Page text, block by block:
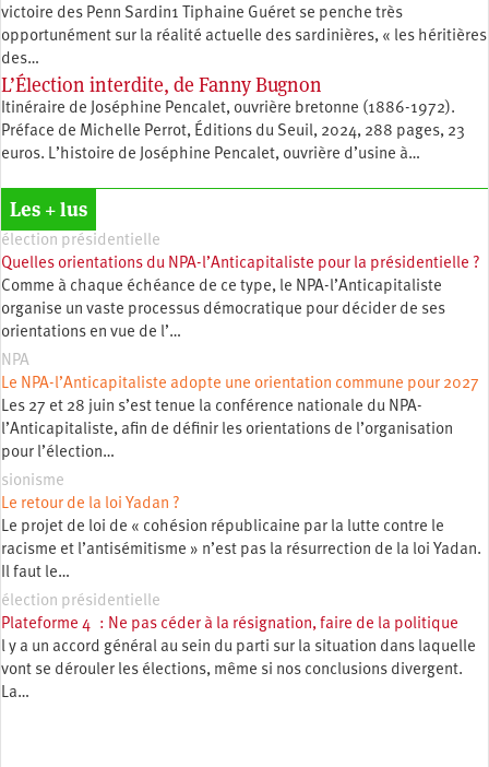
victoire des Penn Sardin1 Tiphaine Guéret se penche très
opportunément sur la réalité actuelle des sardinières, « les héritières
des…
L’Élection interdite, de Fanny Bugnon
Itinéraire de Joséphine Pencalet, ouvrière bretonne (1886-1972).
Préface de Michelle Perrot, Éditions du Seuil, 2024, 288 pages, 23
euros. L’histoire de Joséphine Pencalet, ouvrière d’usine à…
Les + lus
élection présidentielle
Quelles orientations du NPA-l’Anticapitaliste pour la présidentielle ?
Comme à chaque échéance de ce type, le NPA-l’Anticapitaliste
organise un vaste processus démocratique pour décider de ses
orientations en vue de l’…
NPA
Le NPA-l’Anticapitaliste adopte une orientation commune pour 2027
Les 27 et 28 juin s’est tenue la conférence nationale du NPA-
l’Anticapitaliste, afin de définir les orientations de l’organisation
pour l’élection…
sionisme
Le retour de la loi Yadan ?
Le projet de loi de « cohésion républicaine par la lutte contre le
racisme et l’antisémitisme » n’est pas la résurrection de la loi Yadan.
Il faut le…
élection présidentielle
Plateforme 4 : Ne pas céder à la résignation, faire de la politique
l y a un accord général au sein du parti sur la situation dans laquelle
vont se dérouler les élections, même si nos conclusions divergent.
La…